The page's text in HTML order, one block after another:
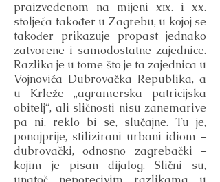
praizvedenom na mijeni xɪx. i xx.
stoljeća također u Zagrebu, u kojoj se
također prikazuje propast jednako
zatvorene i samodostatne zajednice.
Razlika je u tome što je ta zajednica u
Vojnovića Dubrovačka Republika, a
u Krleže „agramerska patricijska
obitelj“, ali sličnosti nisu zanemarive
pa ni, reklo bi se, slučajne. Tu je,
ponajprije, stilizirani urbani idiom –
dubrovački, odnosno zagrebački –
kojim je pisan dijalog. Slični su,